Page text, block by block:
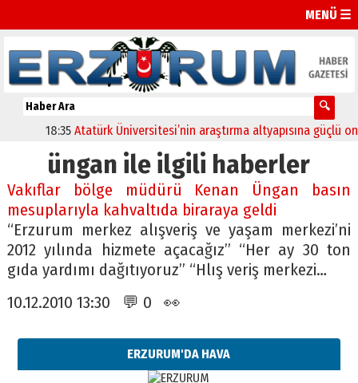
MENÜ ☰
18:35 Atatürk Üniversitesi’nin araştırma altyapısına güçlü onay
üngan ile ilgili haberler
Vakıflar bölge müdürü Kenan Üngan basın
mesuplarıyla kahvaltıda biraraya geldi
“Erzurum merkez alışveriş ve yaşam merkezi’ni
2012 yılında hizmete açacağız” “Her ay 30 ton
gıda yardımı dağıtıyoruz” “Hlış veriş merkezi…
10.12.2010 13:30 💬 0 👀
ERZURUM'DA HAVA